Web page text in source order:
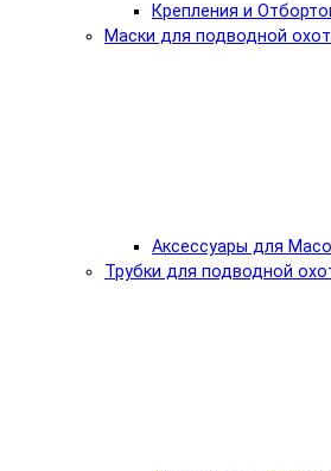
Крепления и
Маски для подводной
Аксессуары для
Трубки для подводной